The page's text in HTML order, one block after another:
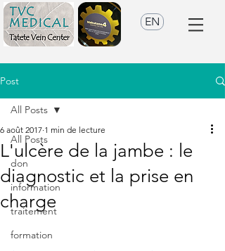
EN
Post
All Posts
don
information
traitement
formation
All Posts
L'ulcère de la jambe : le
diagnostic et la prise en
charge
6 août 2017 1 min de lecture